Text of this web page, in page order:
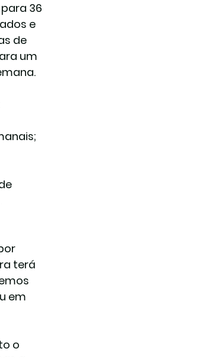
36
e
de
um
terá
em
o